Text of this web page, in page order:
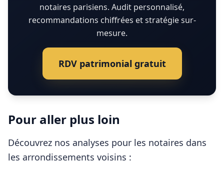
notaires parisiens. Audit personnalisé,
recommandations chiffrées et stratégie sur-
mesure.
RDV patrimonial gratuit
Pour aller plus loin
Découvrez nos analyses pour les notaires dans
les arrondissements voisins :